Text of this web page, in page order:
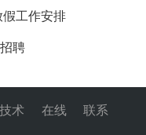
工作安排
聘
技术 在线 联系